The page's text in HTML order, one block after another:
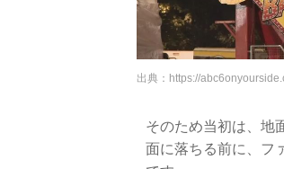
出典： https://
そのため当初は、地
面に落ちる前に、フ